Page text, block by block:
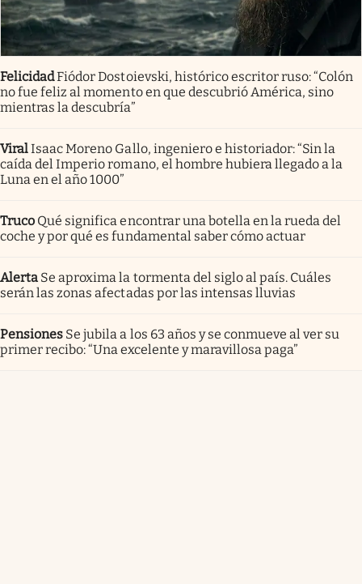
FelicidadFiódor Dostoievski, histórico escritor ruso: “Colón
no fue feliz al momento en que descubrió América, sino
mientras la descubría”
ViralIsaac Moreno Gallo, ingeniero e historiador: “Sin la
caída del Imperio romano, el hombre hubiera llegado a la
Luna en el año 1000”
Truco Qué significa encontrar una botella en la rueda del
coche y por qué es fundamental saber cómo actuar
Alerta Se aproxima la tormenta del siglo al país. Cuáles
serán las zonas afectadas por las intensas lluvias
Pensiones Se jubila a los 63 años y se conmueve al ver su
primer recibo: “Una excelente y maravillosa paga”